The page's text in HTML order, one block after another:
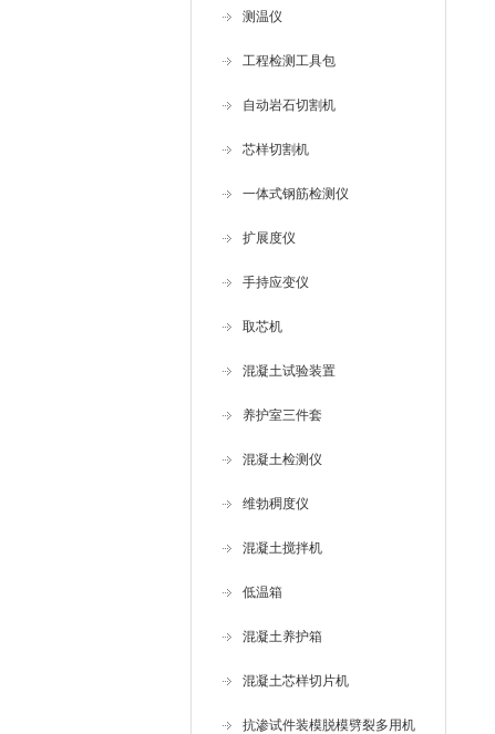
测温仪
工程检测工具包
自动岩石切割机
芯样切割机
一体式钢筋检测仪
扩展度仪
手持应变仪
取芯机
混凝土试验装置
养护室三件套
混凝土检测仪
维勃稠度仪
混凝土搅拌机
低温箱
混凝土养护箱
混凝土芯样切片机
抗渗试件装模脱模劈裂多用机